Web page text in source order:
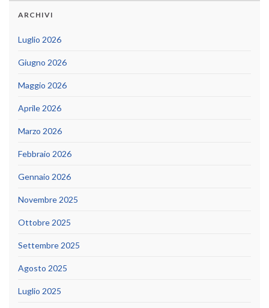
ARCHIVI
Luglio 2026
Giugno 2026
Maggio 2026
Aprile 2026
Marzo 2026
Febbraio 2026
Gennaio 2026
Novembre 2025
Ottobre 2025
Settembre 2025
Agosto 2025
Luglio 2025